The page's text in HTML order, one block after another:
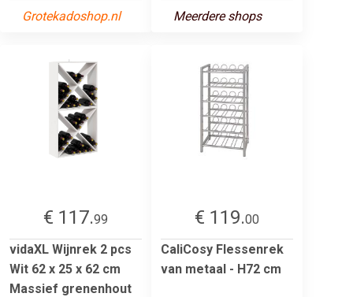
Grotekadoshop.nl
Meerdere shops
€ 117.99
vidaXL Wijnrek 2 pcs
Wit 62 x 25 x 62 cm
Massief grenenhout
€ 119.00
CaliCosy Flessenrek
van metaal - H72 cm